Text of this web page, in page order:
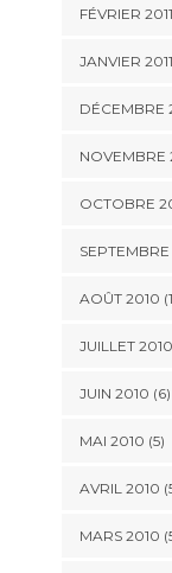
FÉVRIER 2011
JANVIER 2011
DÉCEMBRE
NOVEMBRE
OCTOBRE
AOÛT 2010
JUILLET 2010
JUIN 2010 (6)
MAI 2010 (5)
AVRIL 2010
MARS 2010